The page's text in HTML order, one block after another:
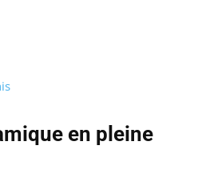
en pleine